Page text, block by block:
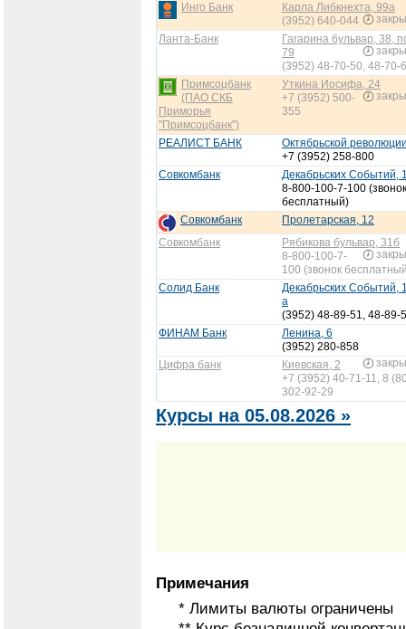
Инго Банк
Карла Либкнехта, 99а
(3952) 640-044
Ланта-Банк
Гагарина бульвар, 38,
79
(3952) 48-70-50, 48-70-
Примсоцбанк
(ПАО СКБ
Приморья
"Примсоцбанк")
Уткина Иосифа, 24
+7 (3952) 500-
355
РЕАЛИСТ БАНК
Октябрьской
+7 (3952) 258-800
Совкомбанк
Декабрьских Событий,
8-800-100-7-100 (звонок
бесплатный)
Совкомбанк
Пролетарская, 12
Совкомбанк
Рябикова бульвар, 31б
8-800-100-7-
100 (звонок
Солид Банк
Декабрьских Событий,
а
(3952) 48-89-51, 48-89-
ФИНАМ Банк
Ленина, 6
(3952) 280-858
Цифра банк
Киевская, 2
+7 (3952) 40-71-11, 8
302-92-29
Курсы на 05.08.2026 »
Примечания
* Лимиты валюты ограничены